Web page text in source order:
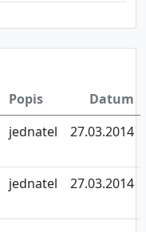
Popis
Datum
jednatel 27.03.2014
jednatel 27.03.2014